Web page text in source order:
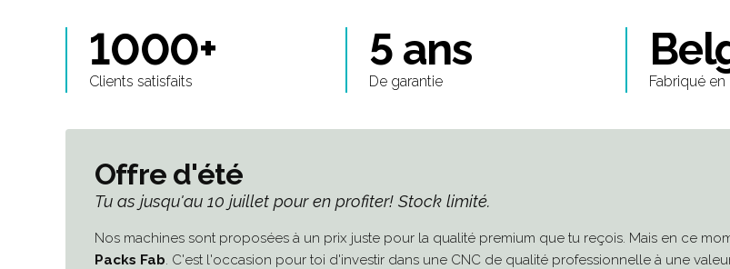
Clients satisfaits
1000+
De garantie
5 ans
Fabriqué en
Offre d'été
Tu as jusqu'au 10 juillet pour en profiter! Stock limité.
Nos machines sont proposées à un prix juste pour la qualité premium que tu reçois. Mais en ce
Packs Fab. C'est l'occasion pour toi d'investir dans une CNC de qualité professionnelle à une